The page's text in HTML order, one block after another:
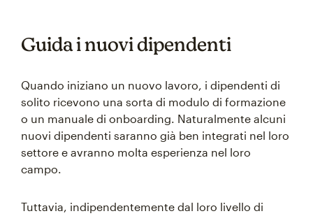
Guida i nuovi dipendenti
Quando iniziano un nuovo lavoro, i dipendenti di
solito ricevono una sorta di modulo di formazione
o un manuale di onboarding. Naturalmente alcuni
nuovi dipendenti saranno già ben integrati nel loro
settore e avranno molta esperienza nel loro
campo.
Tuttavia, indipendentemente dal loro livello di